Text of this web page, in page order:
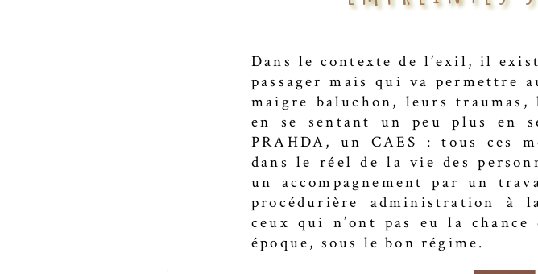
Dans le contexte de l’exil, il
passager mais qui va permettre
maigre baluchon, leurs traumas,
en se sentant un peu plus en
PRAHDA, un CAES : tous ces
dans le réel de la vie des
un accompagnement par un
procédurière administration à
ceux qui n’ont pas eu la
époque, sous le bon régime.